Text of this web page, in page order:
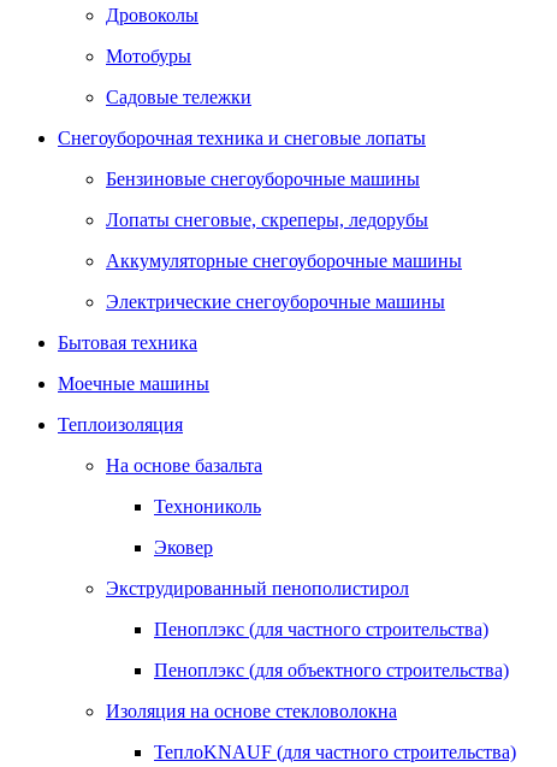
Дровоколы
Мотобуры
Садовые тележки
Снегоуборочная техника и снеговые лопаты
Бензиновые снегоуборочные машины
Лопаты снеговые, скреперы, ледорубы
Аккумуляторные снегоуборочные машины
Электрические снегоуборочные машины
Бытовая техника
Моечные машины
Теплоизоляция
На основе базальта
Технониколь
Эковер
Экструдированный пенополистирол
Пеноплэкс (для частного строительства)
Пеноплэкс (для объектного строительства)
Изоляция на основе стекловолокна
ТеплоKNAUF (для частного строительства)